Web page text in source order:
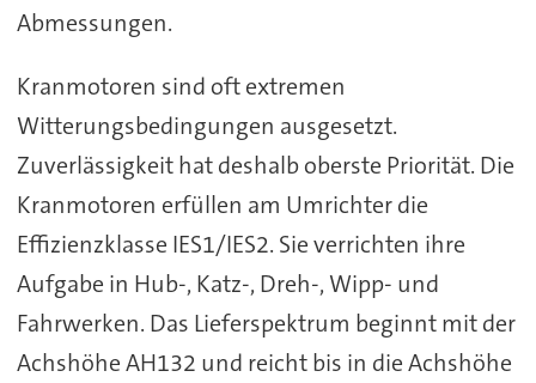
Abmessungen.
Kranmotoren sind oft extremen
Witterungsbedingungen ausgesetzt.
Zuverlässigkeit hat deshalb oberste Priorität. Die
Kranmotoren erfüllen am Umrichter die
Effizienzklasse IES1/IES2. Sie verrichten ihre
Aufgabe in Hub-, Katz-, Dreh-, Wipp- und
Fahrwerken. Das Lieferspektrum beginnt mit der
Achshöhe AH132 und reicht bis in die Achshöhe